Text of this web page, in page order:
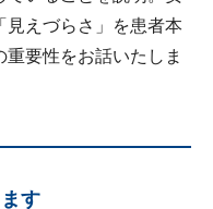
見えづらさ」を患者本
要性をお話いたしま
す